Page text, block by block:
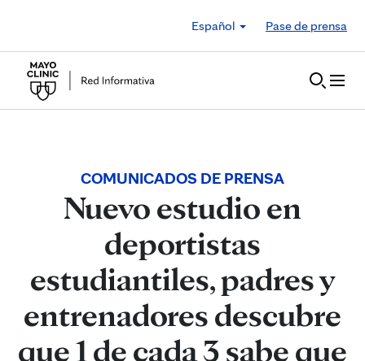
Español
Pase de prensa
COMUNICADOS DE PRENSA
Nuevo estudio en
deportistas
estudiantiles, padres y
entrenadores descubre
que 1 de cada 3 sabe que